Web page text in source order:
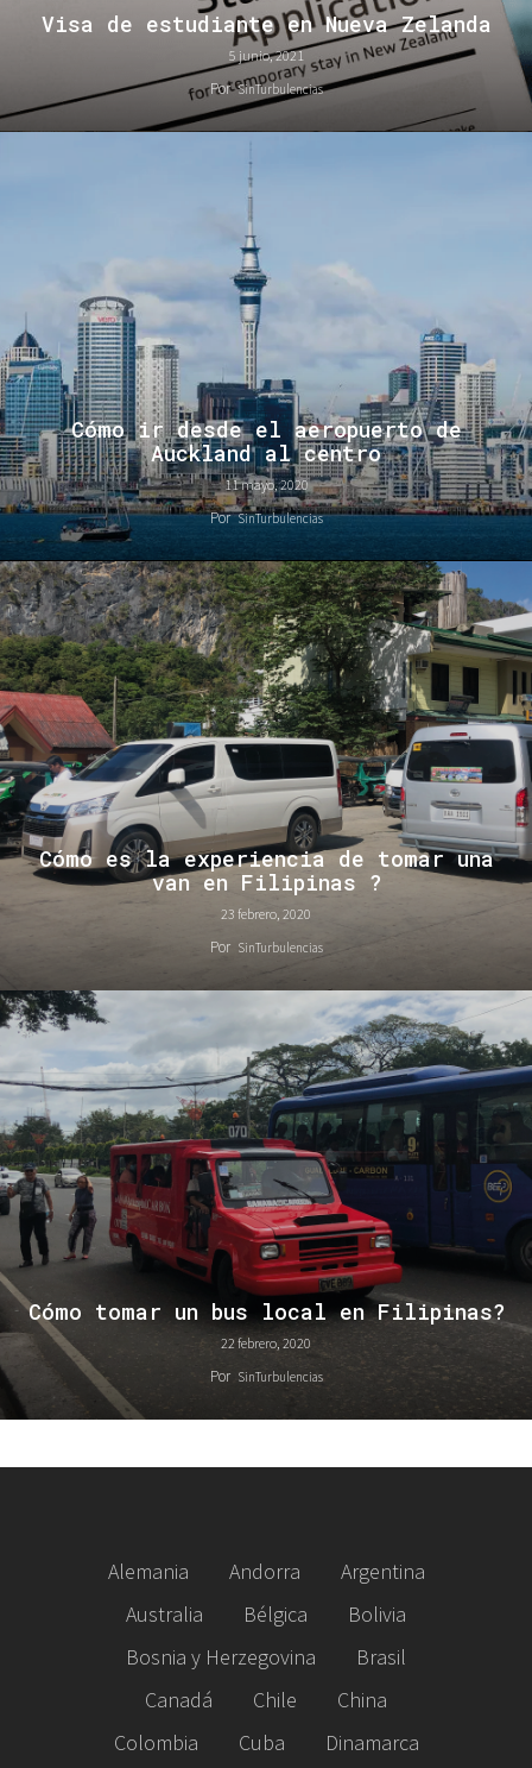
Visa de estudiante en Nueva Zelanda
5 junio, 2021
Por SinTurbulencias
Cómo ir desde el aeropuerto de
Auckland al centro
11 mayo, 2020
Por SinTurbulencias
Cómo es la experiencia de tomar una
van en Filipinas ?
23 febrero, 2020
Por SinTurbulencias
Cómo tomar un bus local en Filipinas?
22 febrero, 2020
Por SinTurbulencias
Alemania Andorra
Argentina
Australia
Bélgica
Bolivia
Bosnia y Herzegovina
Brasil
Canadá
Chile
China
Colombia
Cuba
Dinamarca